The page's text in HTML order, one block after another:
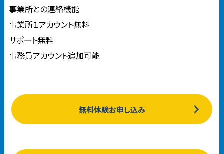
事業所との連絡機能
事業所１アカウント無料
サポート無料
事務員アカウント追加可能
無料体験お申し込み